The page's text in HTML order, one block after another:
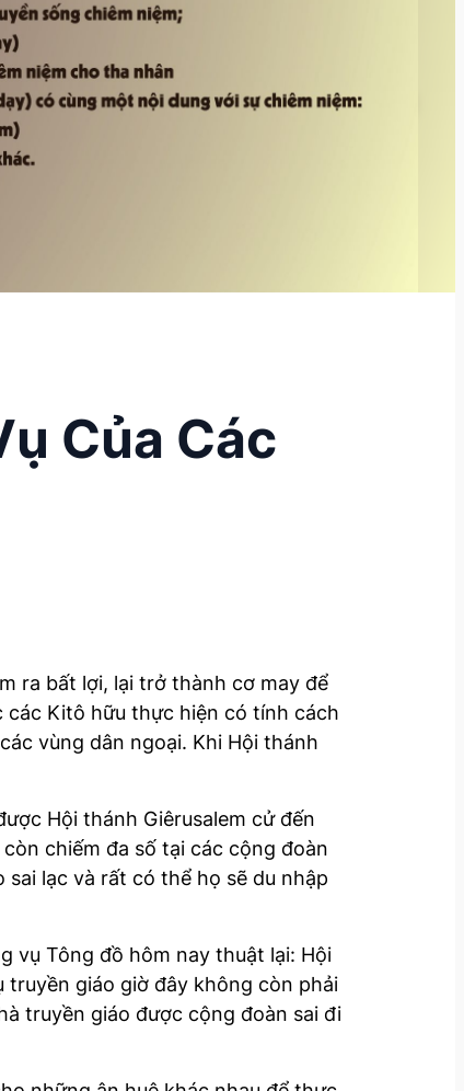
Của Các
ra bất lợi, lại trở thành cơ may để
các Kitô hữu thực hiện có tính cách
vùng dân ngoại. Khi Hội thánh
Hội thánh Giêrusalem cử đến
chiếm đa số tại các cộng đoàn
lạc và rất có thể họ sẽ du nhập
vụ Tông đồ hôm nay thuật lại: Hội
truyền giáo giờ đây không còn phải
truyền giáo được cộng đoàn sai đi